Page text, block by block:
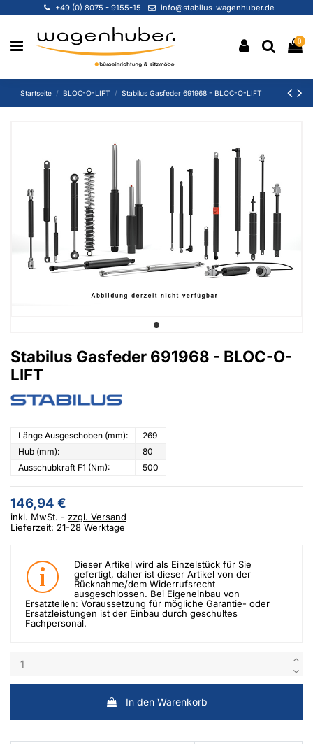
+49 (0) 8075 - 9155-15 info@stabilus-wagenhuber.de
0
Startseite BLOC-O-LIFT Stabilus Gasfeder 691968 - BLOC-O-LIFT
Stabilus Gasfeder 691968 - BLOC-O-
LIFT
Länge Ausgeschoben (mm):
269
Hub (mm):
80
Ausschubkraft F1 (Nm):
500
146,94 €
inkl. MwSt.
zzgl. Versand
Lieferzeit: 21-28 Werktage
Dieser Artikel wird als Einzelstück für Sie
gefertigt, daher ist dieser Artikel von der
Rücknahme/dem Widerrufsrecht
ausgeschlossen. Bei Eigeneinbau von
Ersatzteilen: Voraussetzung für mögliche Garantie- oder
Ersatzleistungen ist der Einbau durch geschultes
Fachpersonal.
In den Warenkorb